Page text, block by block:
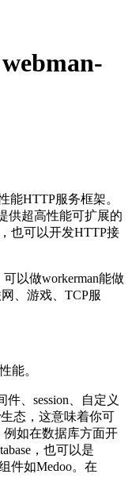
能HTTP服务框架。
供超高性能可扩展的
也可以开发HTTP接
以做workerman能做
、游戏、TCP服
能。
、session、自定义
态，这意味着你可
例如在数据库方面开
，也可以是
件如Medoo。在